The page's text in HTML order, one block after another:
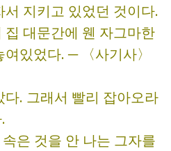
지키고 있었던 것이다.
대문간에 웬 자그마한
있었다. ─ 〈사기사〉
. 그래서 빨리 잡아오라
은 것을 안 나는 그자를